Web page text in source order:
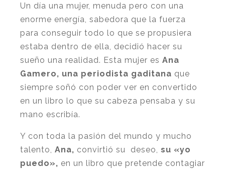
Un día una mujer, menuda pero con una
enorme energía, sabedora que la fuerza
para conseguir todo lo que se propusiera
estaba dentro de ella, decidió hacer su
sueño una realidad. Esta mujer es Ana
Gamero, una periodista gaditana que
siempre soñó con poder ver en convertido
en un libro lo que su cabeza pensaba y su
mano escribía.
Y con toda la pasión del mundo y mucho
talento, Ana, convirtió su deseo, su «yo
puedo», en un libro que pretende contagiar